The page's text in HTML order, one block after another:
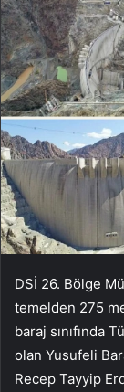
DSİ 26. Bölge
temelden 275
baraj sınıfında
olan Yusufeli
Recep Tayyip